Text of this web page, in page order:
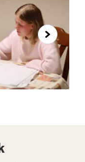
bättre.
direkt
spelare
var de
var